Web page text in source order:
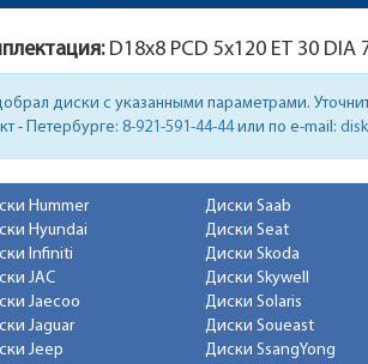
D18x8 PCD 5x120 ET 30 DIA
диски с указанными параметрами.
- Петербурге: 8-921-591-44-44или по e-mail:
Hummer
Hyundai
Infiniti
JAC
Jaecoo
Jaguar
Jeep
Диски Saab
Диски Seat
Диски Skoda
Диски Skywell
Диски Solaris
Диски Soueast
Диски SsangYong